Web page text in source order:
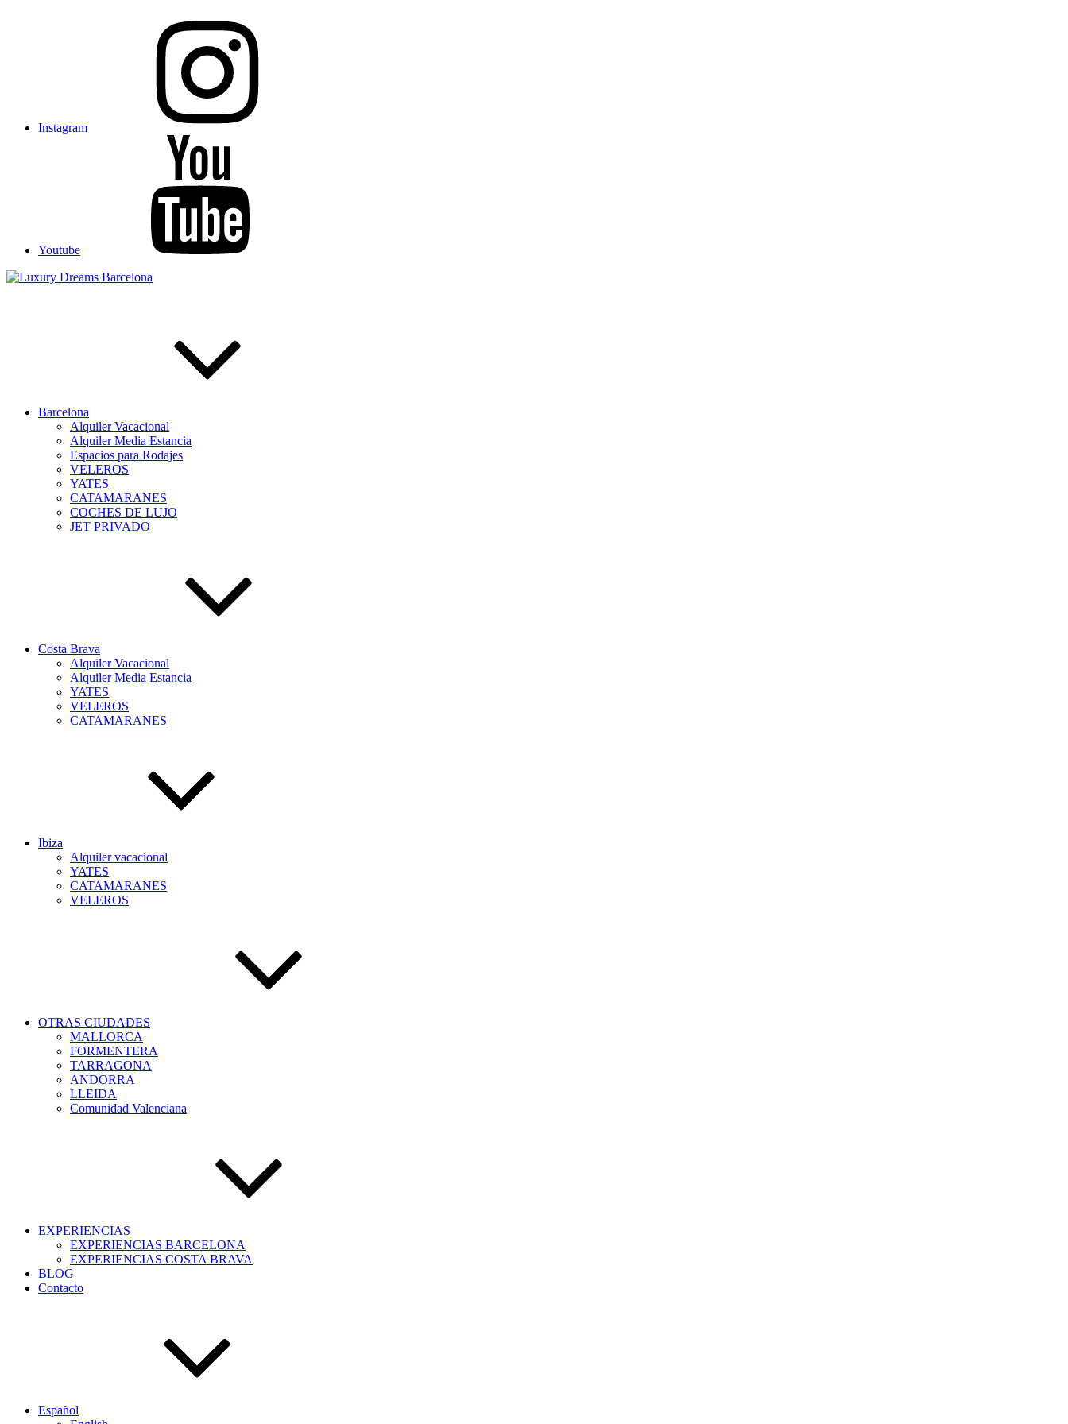
Instagram
Youtube
Barcelona
Alquiler Vacacional
Alquiler Media Estancia
Espacios para Rodajes
VELEROS
YATES
CATAMARANES
COCHES DE LUJO
JET PRIVADO
Costa Brava
Alquiler Vacacional
Alquiler Media Estancia
YATES
VELEROS
CATAMARANES
Ibiza
Alquiler vacacional
YATES
CATAMARANES
VELEROS
OTRAS CIUDADES
MALLORCA
FORMENTERA
TARRAGONA
ANDORRA
LLEIDA
Comunidad Valenciana
EXPERIENCIAS
EXPERIENCIAS BARCELONA
EXPERIENCIAS COSTA BRAVA
BLOG
Contacto
Español